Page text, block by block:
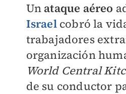
Un ataque aéreo
Israel cobró la
trabajadores
organización
World Central
de su conductor